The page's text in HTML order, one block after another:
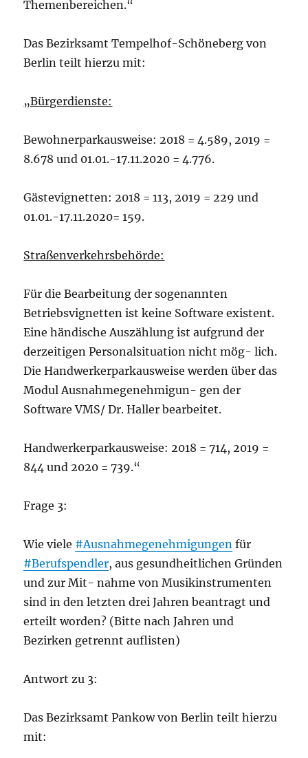
Themenbereichen.“
Das Bezirksamt Tempelhof-Schöneberg von
Berlin teilt hierzu mit:
„Bürgerdienste:
Bewohnerparkausweise: 2018 = 4.589, 2019 =
8.678 und 01.01.-17.11.2020 = 4.776.
Gästevignetten: 2018 = 113, 2019 = 229 und
01.01.-17.11.2020= 159.
Straßenverkehrsbehörde:
Für die Bearbeitung der sogenannten
Betriebsvignetten ist keine Software existent.
Eine händische Auszählung ist aufgrund der
derzeitigen Personalsituation nicht mög- lich.
Die Handwerkerparkausweise werden über das
Modul Ausnahmegenehmigun- gen der
Software VMS/ Dr. Haller bearbeitet.
Handwerkerparkausweise: 2018 = 714, 2019 =
844 und 2020 = 739.“
Frage 3:
Wie viele #Ausnahmegenehmigungen für
#Berufspendler, aus gesundheitlichen Gründen
und zur Mit- nahme von Musikinstrumenten
sind in den letzten drei Jahren beantragt und
erteilt worden? (Bitte nach Jahren und
Bezirken getrennt auflisten)
Antwort zu 3:
Das Bezirksamt Pankow von Berlin teilt hierzu
mit: